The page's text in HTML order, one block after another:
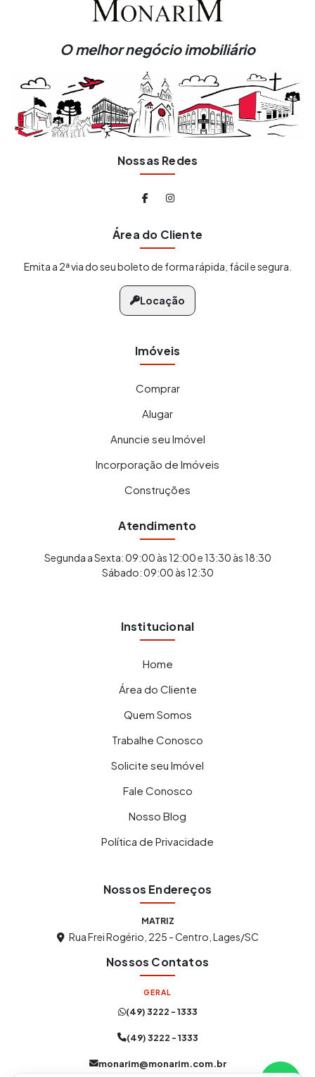
Atendimento Online
O melhor negócio imobiliário
Nossas Redes
Área do Cliente
Emita a 2ª via do seu boleto de forma rápida, fácil e segura.
Locação
Imóveis
Comprar
Alugar
Anuncie seu Imóvel
Incorporação de Imóveis
Construções
Atendimento
Segunda a Sexta: 09:00 às 12:00 e 13:30 às 18:30
Sábado: 09:00 às 12:30
Institucional
Home
Área do Cliente
Quem Somos
Trabalhe Conosco
Solicite seu Imóvel
Fale Conosco
Nosso Blog
Política de Privacidade
Nossos Endereços
MATRIZ
Rua Frei Rogério, 225 - Centro, Lages/SC
Nossos Contatos
GERAL
(49) 3222 - 1333
(49) 3222 - 1333
monarim@monarim.com.br